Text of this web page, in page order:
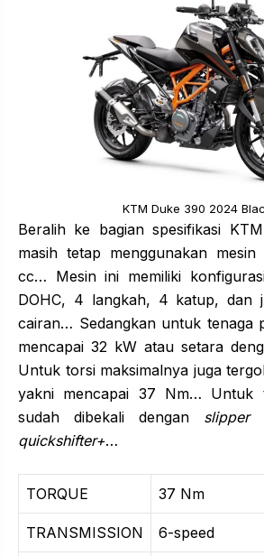
KTM Duke 390 2024
Beralih ke bagian spesifikasi
masih tetap menggunakan mesin
cc… Mesin ini memiliki
DOHC, 4 langkah, 4 katup, dan
cairan… Sedangkan untuk tenaga
mencapai 32 kW atau setara
Untuk torsi maksimalnya juga
yakni mencapai 37 Nm… Untuk
sudah dibekali dengan slipper
quickshifter+…
TORQUE 37 Nm
TRANSMISSION 6-speed